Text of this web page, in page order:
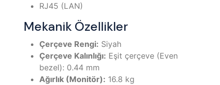
RJ45 (LAN)
Mekanik Özellikler
Çerçeve Rengi: Siyah
Çerçeve Kalınlığı: Eşit çerçeve (Even
bezel): 0.44 mm
Ağırlık (Monitör): 16.8 kg